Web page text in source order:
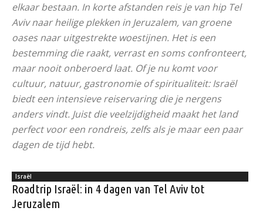
elkaar bestaan. In korte afstanden reis je van hip Tel
Aviv naar heilige plekken in Jeruzalem, van groene
oases naar uitgestrekte woestijnen. Het is een
bestemming die raakt, verrast en soms confronteert,
maar nooit onberoerd laat. Of je nu komt voor
cultuur, natuur, gastronomie of spiritualiteit: Israël
biedt een intensieve reiservaring die je nergens
anders vindt. Juist die veelzijdigheid maakt het land
perfect voor een rondreis, zelfs als je maar een paar
dagen de tijd hebt.
Israël
Roadtrip Israël: in 4 dagen van Tel Aviv tot
Jeruzalem